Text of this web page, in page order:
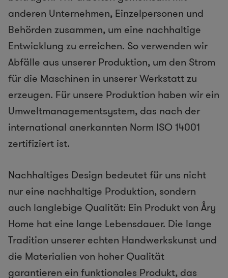
anderen Unternehmen, Einzelpersonen und
Behörden zusammen, um eine nachhaltige
Entwicklung zu erreichen. So verwenden wir
Abfälle aus unserer Produktion, um den Strom
für die Maschinen in unserer Werkstatt zu
erzeugen. Für unsere Produktion haben wir ein
Umweltmanagementsystem, das nach der
international anerkannten Norm ISO 14001
zertifiziert ist.
Nachhaltiges Design bedeutet für uns nicht
nur eine nachhaltige Produktion, sondern
auch langlebige Qualität: Ein Produkt von Åry
Home hat eine lange Lebensdauer. Die lange
Tradition unserer echten Handwerkskunst und
die Materialien von hoher Qualität
garantieren ein funktionales Produkt, das